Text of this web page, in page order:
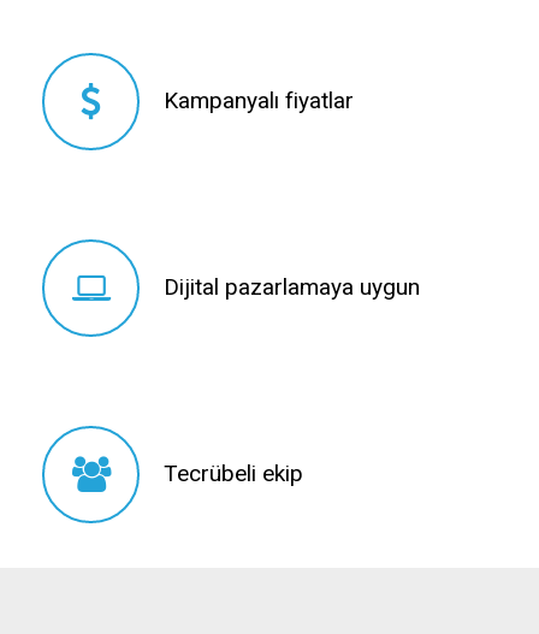
Kampanyalı fiyatlar
Kampanyalı fiyatlar
Dijital pazarlamaya uygun
Dijital pazarlamaya uygun
Tecrübeli ekip
Tecrübeli ekip